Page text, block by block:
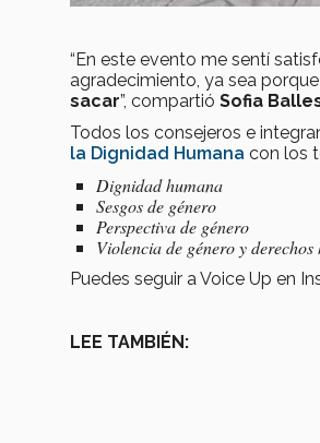
“En este evento me sentí
agradecimiento, ya sea porque
sacar”, compartió Sofia
Todos los consejeros e
la Dignidad Humana con los
Dignidad humana
Sesgos de género
Perspectiva de género
Violencia de género y
Puedes seguir a Voice Up en
LEE TAMBIÉN: